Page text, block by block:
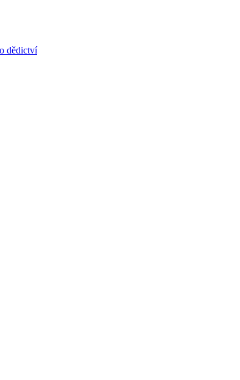
dědictví